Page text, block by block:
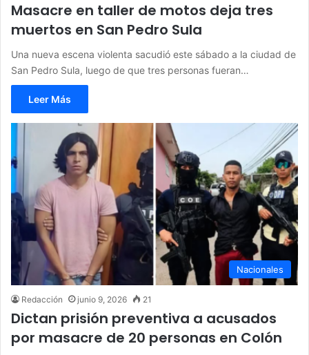
Masacre en taller de motos deja tres
muertos en San Pedro Sula
Una nueva escena violenta sacudió este sábado a la ciudad de
San Pedro Sula, luego de que tres personas fueran…
Leer Más
Nacionales
Redacción junio 9, 2026 21
Dictan prisión preventiva a acusados
por masacre de 20 personas en Colón